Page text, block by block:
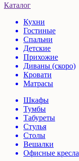
Каталог
Кухни
Гостиные
Спальни
Детские
Прихожие
Диваны (скоро)
Кровати
Матрасы
Шкафы
Тумбы
Табуреты
Стулья
Столы
Вешалки
Офисные кресла